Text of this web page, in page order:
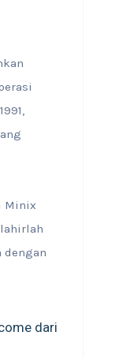
Minix
dengan
dari